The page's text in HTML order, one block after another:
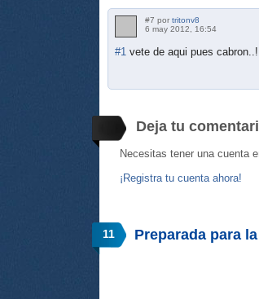
#7 por tritonv8
6 may 2012, 16:54
#1 vete de aqui pues
Deja tu
Necesitas tener una cuenta
¡Registra tu cuenta ahora!
11 Preparada para